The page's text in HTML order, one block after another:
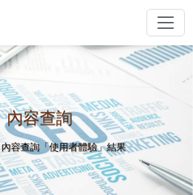
內容查詢
內容查詢「使用者體驗」結果